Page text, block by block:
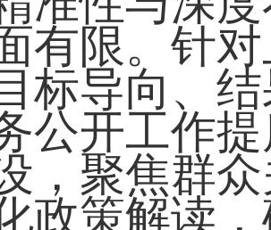
有限。针
标导向、
公开工作
，聚焦群
政策解读